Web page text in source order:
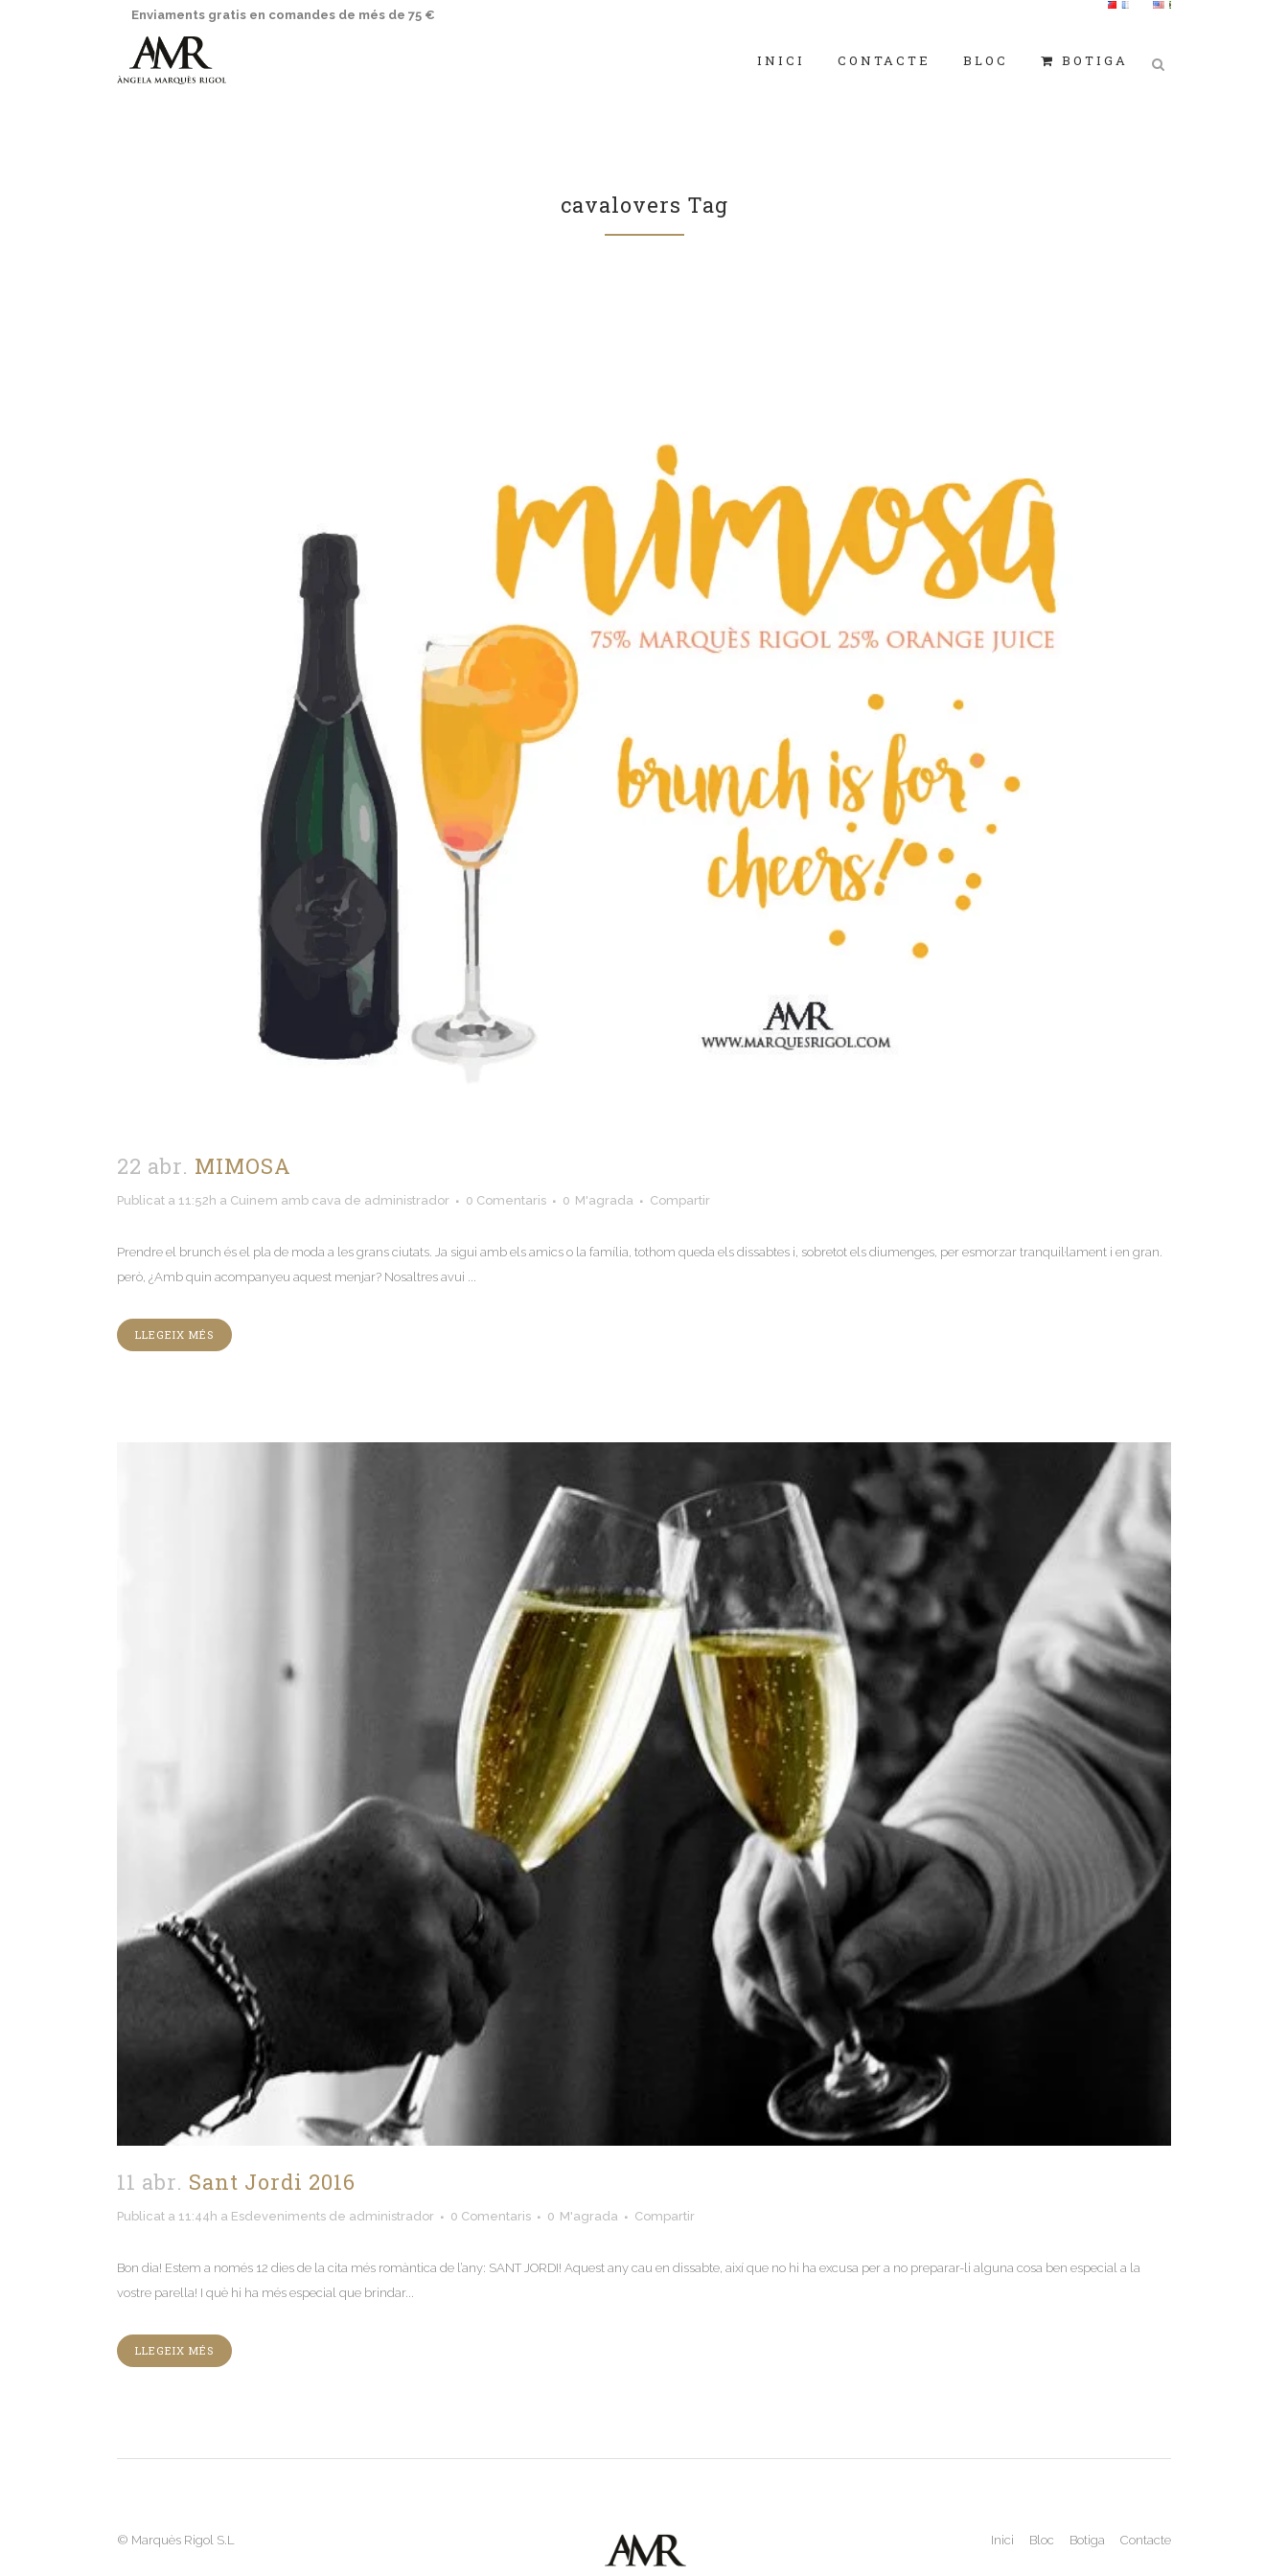
Enviaments gratis en comandes de més de 75 €
INICI CONTACTE BLOC BOTIGA
cavalovers Tag
22 abr. MIMOSA
Publicat a 11:52h a Cuinem amb cava de administrador 0 Comentaris 0 M'agrada Compartir
Prendre el brunch és el pla de moda a les grans ciutats. Ja sigui amb els amics o la família, tothom queda els dissabtes i, sobretot els diumenges, per esmorzar tranquil·lament i en gran.
però, ¿Amb quin acompanyeu aquest menjar? Nosaltres avui ...
LLEGEIX MÉS
11 abr. Sant Jordi 2016
Publicat a 11:44h a Esdeveniments de administrador 0 Comentaris 0 M'agrada Compartir
Bon dia! Estem a només 12 dies de la cita més romàntica de l’any: SANT JORDI! Aquest any cau en dissabte, així que no hi ha excusa per a no preparar-li alguna cosa ben especial a la
vostre parella! I què hi ha més especial que brindar...
LLEGEIX MÉS
© Marquès Rigol S.L Inici Bloc Botiga Contacte